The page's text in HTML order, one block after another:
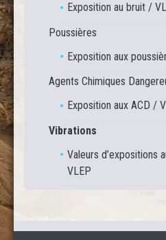
Exposition au bruit /
Poussières
Exposition aux
Agents Chimiques
Exposition aux ACD /
Vibrations
Valeurs d’expositions
VLEP